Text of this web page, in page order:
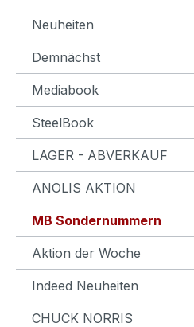
Neuheiten
Demnächst
Mediabook
SteelBook
LAGER - ABVERKAUF
ANOLIS AKTION
MB Sondernummern
Aktion der Woche
Indeed Neuheiten
CHUCK NORRIS